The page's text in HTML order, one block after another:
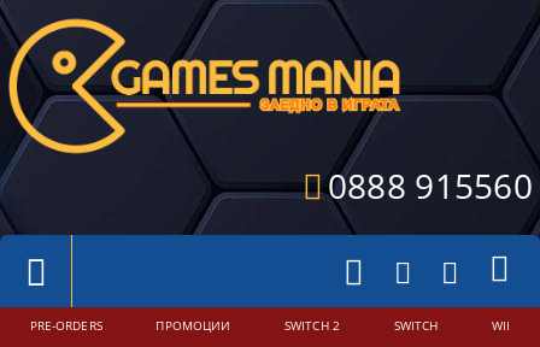
0888 915560
PRE-ORDERS ПРОМОЦИИ SWITCH 2 SWITCH WII